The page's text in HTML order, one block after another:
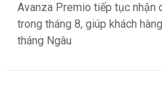
Avanza Premio tiếp tục nhận
trong tháng 8, giúp khách
tháng Ngâu